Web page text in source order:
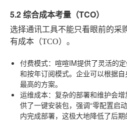
5.2 综合成本考量（TCO）
选择通讯工具不能只看眼前的采
有成本（TCO）。
付费模式：喧喧IM提供了灵活的
和按年订阅模式。企业可以根据
最高的方案。
运维成本：复杂的部署和维护会
供了一键安装包，强调“零配置启
内完成部署，这极大地降低了后期